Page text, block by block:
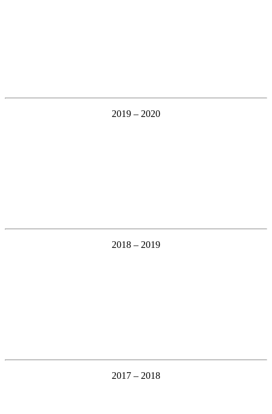
2019 – 2020
2018 – 2019
2017 – 2018